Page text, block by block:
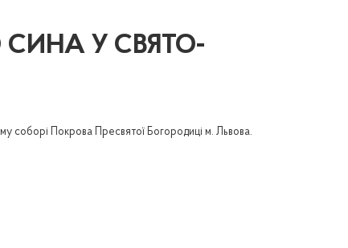
СИНА У СВЯТО-
соборі Покрова Пресвятої Богородиці м. Львова.